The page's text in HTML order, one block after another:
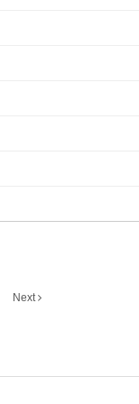
Next